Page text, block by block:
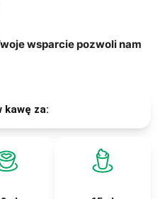
wsparcie pozwoli nam
kawę za: